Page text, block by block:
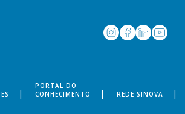
PORTAL DO
CONHECIMENTO
REDE SINOVA